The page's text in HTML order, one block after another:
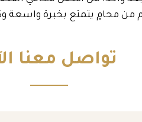
من محامٍ يتمتع بخبرة واسعة
تواصل معنا